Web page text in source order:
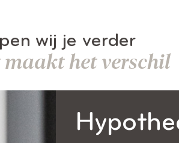
wij je verder
het verschil